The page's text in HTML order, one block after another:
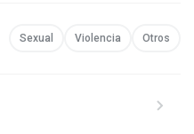
Sexual Violencia Otros